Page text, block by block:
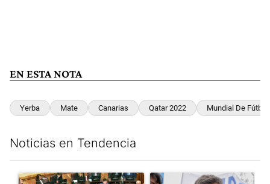
EN ESTA NOTA
Yerba Mate Canarias Qatar 2022 Mundial De Fútbol
Noticias en Tendencia
Un artículo de tendencia con el título "La Rosada busca
Un artículo de tendencia con